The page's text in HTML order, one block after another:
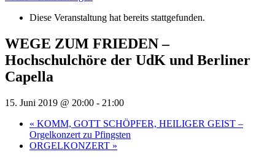
Diese Veranstaltung hat bereits stattgefunden.
WEGE ZUM FRIEDEN –
Hochschulchöre der UdK und Berliner
Capella
15. Juni 2019 @ 20:00 - 21:00
« KOMM, GOTT SCHÖPFER, HEILIGER GEIST –
Orgelkonzert zu Pfingsten
ORGELKONZERT »